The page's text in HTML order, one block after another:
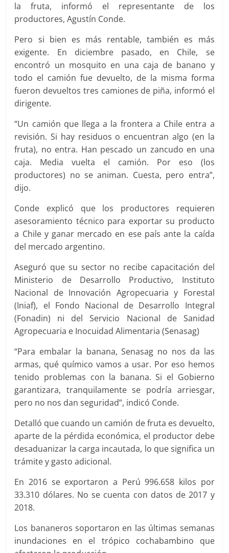
la fruta, informó el representante de los
productores, Agustín Conde.
Pero si bien es más rentable, también es más
exigente. En diciembre pasado, en Chile, se
encontró un mosquito en una caja de banano y
todo el camión fue devuelto, de la misma forma
fueron devueltos tres camiones de piña, informó el
dirigente.
“Un camión que llega a la frontera a Chile entra a
revisión. Si hay residuos o encuentran algo (en la
fruta), no entra. Han pescado un zancudo en una
caja. Media vuelta el camión. Por eso (los
productores) no se animan. Cuesta, pero entra”,
dijo.
Conde explicó que los productores requieren
asesoramiento técnico para exportar su producto
a Chile y ganar mercado en ese país ante la caída
del mercado argentino.
Aseguró que su sector no recibe capacitación del
Ministerio de Desarrollo Productivo, Instituto
Nacional de Innovación Agropecuaria y Forestal
(Iniaf), el Fondo Nacional de Desarrollo Integral
(Fonadin) ni del Servicio Nacional de Sanidad
Agropecuaria e Inocuidad Alimentaria (Senasag)
“Para embalar la banana, Senasag no nos da las
armas, qué químico vamos a usar. Por eso hemos
tenido problemas con la banana. Si el Gobierno
garantizara, tranquilamente se podría arriesgar,
pero no nos dan seguridad”, indicó Conde.
Detalló que cuando un camión de fruta es devuelto,
aparte de la pérdida económica, el productor debe
desaduanizar la carga incautada, lo que significa un
trámite y gasto adicional.
En 2016 se exportaron a Perú 996.658 kilos por
33.310 dólares. No se cuenta con datos de 2017 y
2018.
Los bananeros soportaron en las últimas semanas
inundaciones en el trópico cochabambino que